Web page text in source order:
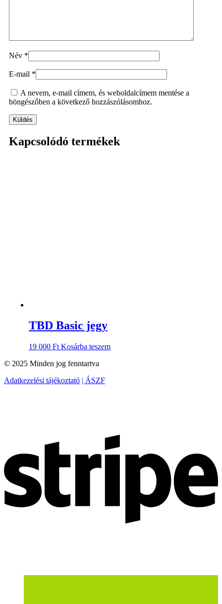
Név *
E-mail *
A nevem, e-mail címem, és weboldalcímem mentése a
böngészőben a következő hozzászólásomhoz.
Kapcsolódó termékek
TBD Basic jegy
19 000 Ft Kosárba teszem
© 2025 Minden jog fenntartva
Adatkezelési tájékoztató | ÁSZF